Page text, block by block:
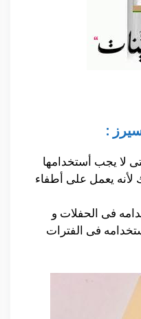
:
لا يجب أستخدامها
يعمل على أطفاء
فى الحفلات و
فى الفترات